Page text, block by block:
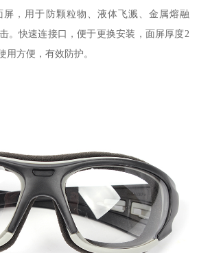
屏，用于防颗粒物、液体飞溅、金属熔融
。快速连接口，便于更换安装，面屏厚度2
用方便，有效防护。